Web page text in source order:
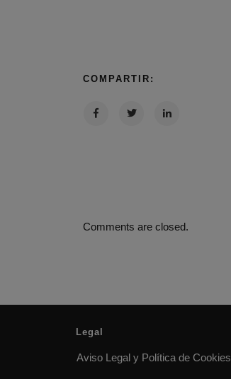
COMPARTIR:
Comments are closed.
Legal
Aviso Legal y Política de Cookies